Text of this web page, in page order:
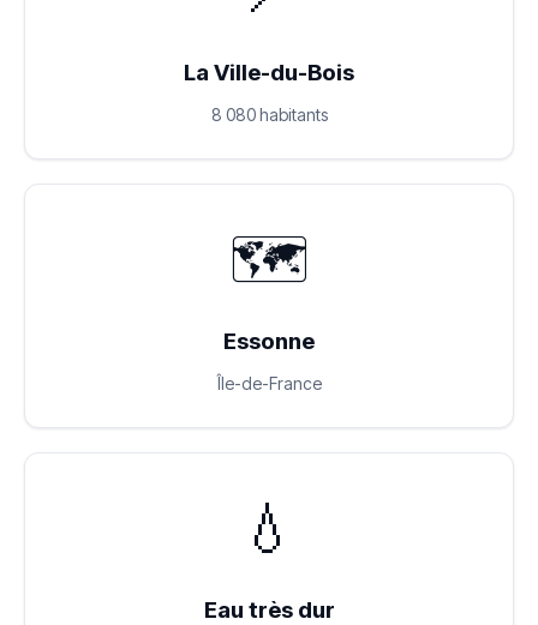
La Ville-du-Bois
8 080 habitants
🗺️
Essonne
Île-de-France
💧
Eau très dur